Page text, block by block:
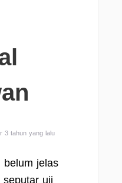
3 tahun yang lalu
belum jelas
uji